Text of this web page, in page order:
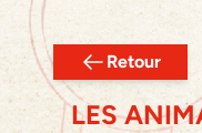
Retour
LES